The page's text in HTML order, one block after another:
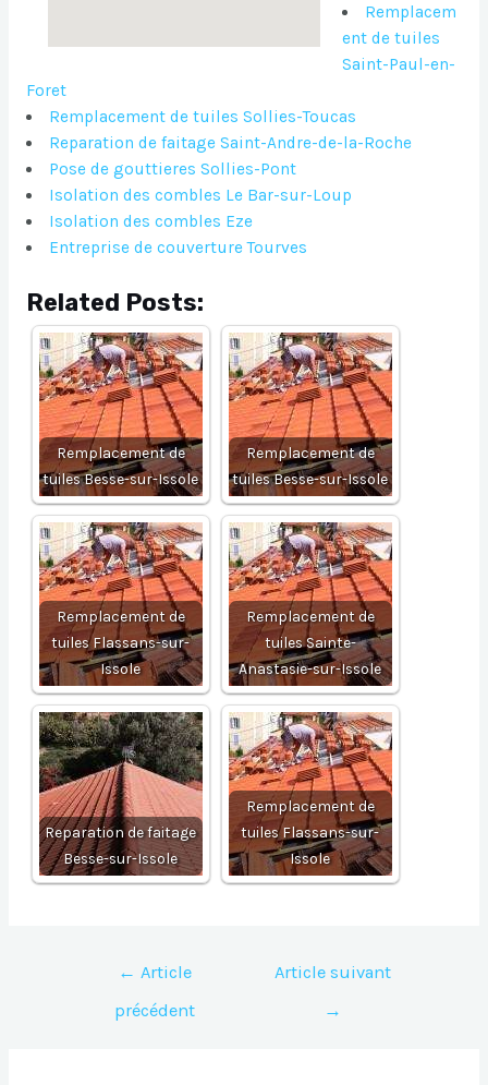
Remplacem
ent de tuiles
Saint-Paul-en-
Foret
Remplacement de tuiles Sollies-Toucas
Reparation de faitage Saint-Andre-de-la-Roche
Pose de gouttieres Sollies-Pont
Isolation des combles Le Bar-sur-Loup
Isolation des combles Eze
Entreprise de couverture Tourves
Related Posts:
Remplacement de
tuiles Besse-sur-Issole
Remplacement de
tuiles Besse-sur-Issole
Remplacement de
tuiles Flassans-sur-
Issole
Remplacement de
tuiles Sainte-
Anastasie-sur-Issole
Reparation de faitage
Besse-sur-Issole
Remplacement de
tuiles Flassans-sur-
Issole
Navigation
l’article
← Article
précédent
Article suivant
→